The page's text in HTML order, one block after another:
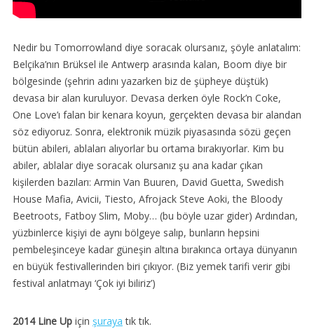
Nedir bu Tomorrowland diye soracak olursanız, şöyle anlatalım:
Belçika’nın Brüksel ile Antwerp arasında kalan, Boom diye bir
bölgesinde (şehrin adını yazarken biz de şüpheye düştük)
devasa bir alan kuruluyor. Devasa derken öyle Rock’n Coke,
One Love’ı falan bir kenara koyun, gerçekten devasa bir alandan
söz ediyoruz. Sonra, elektronik müzik piyasasında sözü geçen
bütün abileri, ablaları alıyorlar bu ortama bırakıyorlar. Kim bu
abiler, ablalar diye soracak olursanız şu ana kadar çıkan
kişilerden bazıları: Armin Van Buuren, David Guetta, Swedish
House Mafia, Avicii, Tiesto, Afrojack Steve Aoki, the Bloody
Beetroots, Fatboy Slim, Moby… (bu böyle uzar gider) Ardından,
yüzbinlerce kişiyi de aynı bölgeye salıp, bunların hepsini
pembeleşinceye kadar güneşin altına bırakınca ortaya dünyanın
en büyük festivallerinden biri çıkıyor. (Biz yemek tarifi verir gibi
festival anlatmayı ‘Çok iyi biliriz’)
2014 Line Upiçin şuraya tık tık.